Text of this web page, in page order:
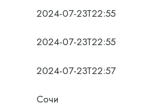
2024-07-23T22:55
2024-07-23T22:55
2024-07-23T22:57
Сочи